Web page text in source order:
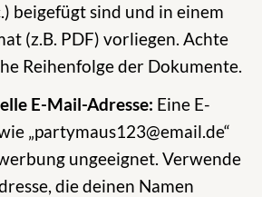
beigefügt sind und in einem
(z.B. PDF) vorliegen. Achte
Reihenfolge der Dokumente.
E-Mail-Adresse: Eine E-
„partymaus123@email.de“
ungeeignet. Verwende
die deinen Namen